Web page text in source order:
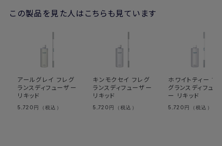
→製品のアルコール度数によって異なります。詳細は
この製品を見た人はこちらも見ています
アールグレイ フレグ
ランスディフューザー
リキッド
5,720 円（税込）
キンモクセイ フレグ
ランスディフューザー
リキッド
5,720 円（税込）
ホワイトティー フ
グランスディフュ
ー リキッド
5,720 円（税込）